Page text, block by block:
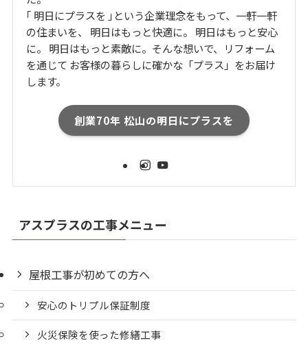
｢ 明日にプラスを ｣という企業理念をもって、一軒一軒
の住まいを、 明日はもっと快適に。 明日はもっと安心
に。 明日はもっと素敵に。そんな想いで、リフォーム
を通じて お客様の暮らしに確かな「プラス」をお届け
します。
創業70年 松山の明日にプラスを
アスプラスの工事メニュー
屋根工事が初めての方へ
安心のトリプル保証制度
火災保険を使った修繕工事